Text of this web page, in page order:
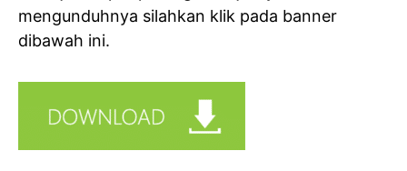
mengunduhnya silahkan klik pada banner
dibawah ini.